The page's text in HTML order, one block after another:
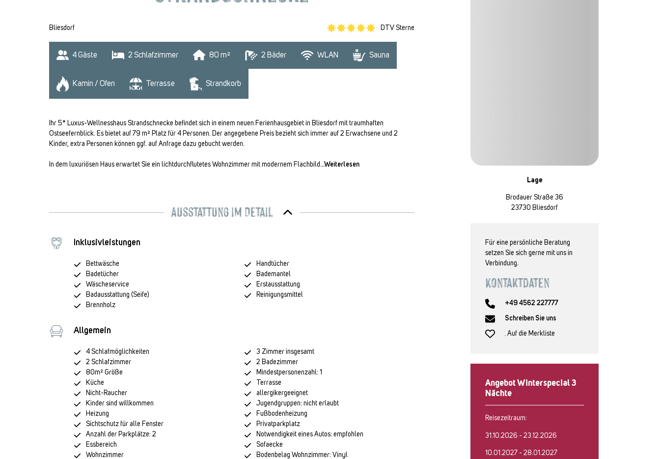
Bliesdorf DTV Sterne
Lage
Brodauer Straße 36
23730 Bliesdorf
Für eine persönliche Beratung
setzen Sie sich gerne mit uns in
Verbindung.
Kontaktdaten
+49 4562 227777
Schreiben Sie uns
Auf die Merkliste
Angebot Winterspecial 3
Nächte
Reisezeitraum:
31.10.2026 - 23.12.2026
10.01.2027 - 28.01.2027
4 Gäste 2 Schlafzimmer 80 m² 2 Bäder WLAN Sauna
Kamin / Ofen Terrasse Strandkorb
Ihr 5* Luxus-Wellnesshaus Strandschnecke befindet sich in einem neuen Ferienhausgebiet in Bliesdorf mit traumhaften
Ostseefernblick. Es bietet auf 79 m² Platz für 4 Personen. Der angegebene Preis bezieht sich immer auf 2 Erwachsene und 2
Kinder, extra Personen können ggf. auf Anfrage dazu gebucht werden.
In dem luxuriösen Haus erwartet Sie ein lichtdurchflutetes Wohnzimmer mit modernem Flachbild ...Weiterlesen
Ausstattung im Detail
Inklusivleistungen
Bettwäsche
Handtücher
Badetücher
Bademantel
Wäscheservice
Erstausstattung
Badausstattung (Seife)
Reinigungsmittel
Brennholz
Allgemein
4 Schlafmöglichkeiten
3 Zimmer insgesamt
2 Schlafzimmer
2 Badezimmer
80m² Größe
Mindestpersonenzahl: 1
Küche
Terrasse
Nicht-Raucher
allergikergeeignet
Kinder sind willkommen
Jugendgruppen: nicht erlaubt
Heizung
Fußbodenheizung
Sichtschutz für alle Fenster
Privatparkplatz
Anzahl der Parkplätze: 2
Notwendigkeit eines Autos: empfohlen
Essbereich
Sofaecke
Wohnzimmer
Bodenbelag Wohnzimmer: Vinyl